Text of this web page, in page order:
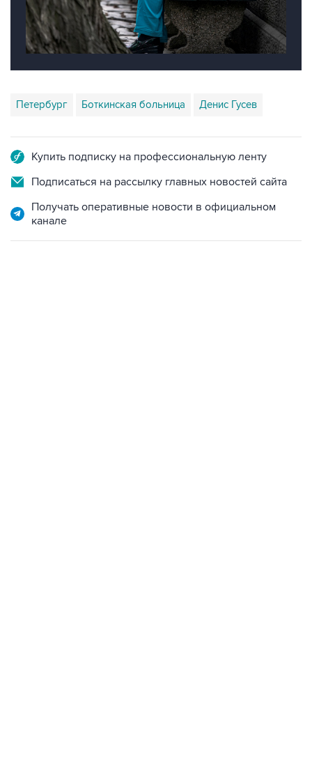
Подписаться на рассылку главных новостей сайта
Получать оперативные новости в официальном